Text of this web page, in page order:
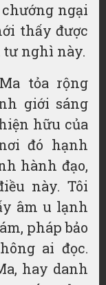
ngại
thấy được
tư nghì này.
tỏa rộng
giới sáng
hữu của
đó hạnh
hành đạo,
này. Tôi
âm u lạnh
pháp bảo
ai đọc.
hay danh